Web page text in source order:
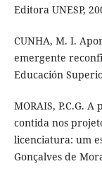
Editora UNESP,
CUNHA, M. I.
emergente
Educación
MORAIS, P.C.G.
contida nos
licenciatura: um
Gonçalves de